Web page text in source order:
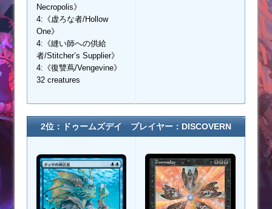
Necropolis》
4:《虚ろな者/Hollow
One》
4:《縫い師への供給
者/Stitcher’s Supplier》
4:《復讐蔦/Vengevine》
32 creatures
2位：ドゥームズデイ プレイヤー：DISCOVERN